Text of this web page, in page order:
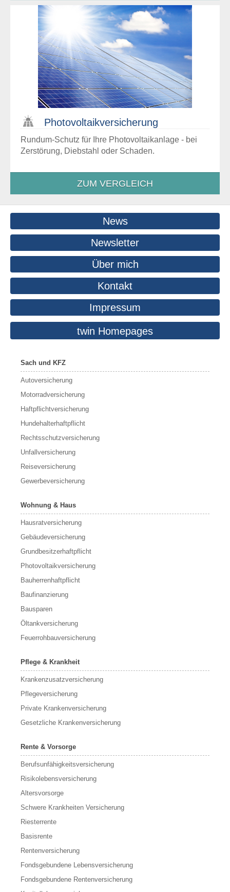
Photo­voltaik­versicherung
Rundum-Schutz für Ihre Photovoltaikanlage - bei
Zerstörung, Diebstahl oder Schaden.
ZUM VERGLEICH
News
Newsletter
Über mich
Kontakt
Impressum
twin Homepages
Sach und KFZ
Autoversicherung
Motorradversicherung
Haftpflichtversicherung
Hundehalterhaftpflicht
Rechtsschutzversicherung
Unfallversicherung
Reiseversicherung
Gewerbeversicherung
Wohnung & Haus
Hausratversicherung
Gebäudeversicherung
Grundbesitzerhaftpflicht
Photovoltaikversicherung
Bauherrenhaftpflicht
Baufinanzierung
Bausparen
Öltankversicherung
Feuerrohbauversicherung
Pflege & Krankheit
Krankenzusatzversicherung
Pflegeversicherung
Private Krankenversicherung
Gesetzliche Krankenversicherung
Rente & Vorsorge
Berufs­unfähigkeitsversicherung
Risikolebensversicherung
Altersvorsorge
Schwere Krankheiten Versicherung
Riesterrente
Basisrente
Rentenversicherung
Fondsgebundene Lebensversicherung
Fondsgebundene Rentenversicherung